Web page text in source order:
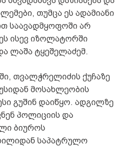
თუმცა ეს ადამიანი
საავადმყოფოში არ
ისევ იზოლატორში
ლაშა ტყეშელაძემ.
თვალჭრელიძის ქუჩაზე
მოსახლეობის
გუშინ დაიწყო. ადგილზე
პოლიციის და
ბიუროს
საპატრულო